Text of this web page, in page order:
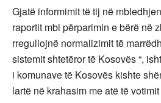
Gjatë informimit të tij në
raportit mbi përparimin e bërë në
rregullojnë normalizimit të
sistemit shtetëror të Kosovës “,
i komunave të Kosovës kishte
lartë në krahasim me atë të